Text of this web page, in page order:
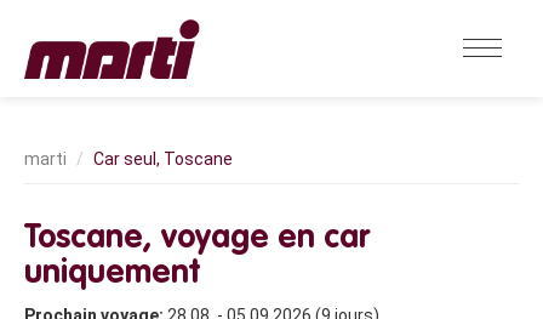
Car seul, Toscane
Toscane, voyage en car
uniquement
Prochain voyage: 28.08. - 05.09.2026 (9 jours)